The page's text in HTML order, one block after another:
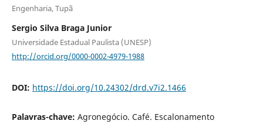
Engenharia, Tupã
Sergio Silva Braga Junior
Universidade Estadual Paulista (UNESP)
http://orcid.org/0000-0002-4979-1988
DOI: https://doi.org/10.24302/drd.v7i2.1466
Palavras-chave: Agronegócio. Café. Escalonamento